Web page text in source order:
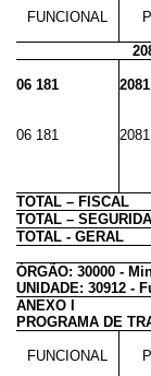
FUNCIONAL
06 181
06 181
TOTAL – FISCAL
TOTAL –
TOTAL - GERAL
ÓRGÃO: 30000 -
UNIDADE: 30912 -
ANEXO I
PROGRAMA DE
FUNCIONAL